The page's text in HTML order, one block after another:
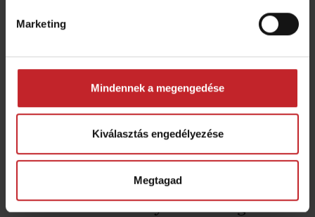
Marketing
Mindennek a megengedése
Kiválasztás engedélyezése
Megtagad
CrossBoard Heavy simítórugó